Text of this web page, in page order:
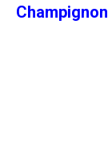
Champignon